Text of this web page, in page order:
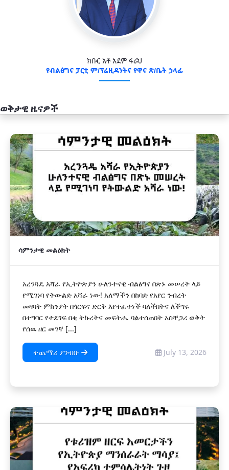
ክቡር አቶ አደም ፋራህ
የብልፅግና ፓርቲ ም/ፕሬዚዳንትና የዋና ጽ/ቤት ኃላፊ
ወቅታዊ ዜናዎች
አዲስ
ሳምንታዊ መልዕክት
​​​​​​አረንጓዴ አሻራ የኢትዮጵያን ሁለንተናዊ ብልፅግና በጽኑ መሠረት ላይ
የሚገነባ የትውልድ አሻራ ነው! አለማችን በከባድ የአየር ንብረት
መዛባት ምክንያት በጎርፍና ድርቅ እየተፈተነች ባለችበትና ለችግሩ
በተግባር የተደገፍ በቂ ትኩረትና መፍትሔ ባልተሰጠበት አስቸጋሪ ወቅት
የሰዉ ዘር መገኛ [...]
ተጨማሪ ያንብቡ July 13, 2026